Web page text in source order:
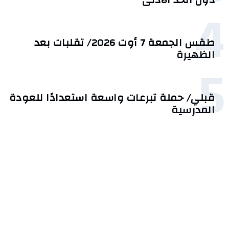
4 طقس الجمعة 7 أوت 2026/ تقلبات بعد
الظهيرة
5
قبلي/ حملة تبرعات واسعة استعدادًا للعودة
المدرسية